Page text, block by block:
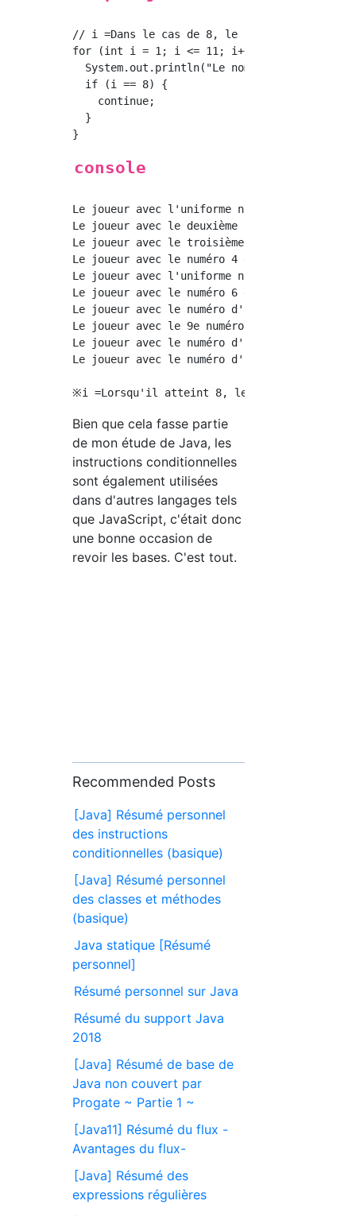
// i =Dans le cas de 8, le processus est
for (int i = 1; i <= 11; i++) {
System.out.println("Le nombre uniforme
  if (i == 8) {
    continue;
  }
console
Le joueur avec l'uniforme numéro 1.
Le joueur avec le deuxième numéro
Le joueur avec le troisième numéro
Le joueur avec le numéro 4 dans l'uniforme.
Le joueur avec l'uniforme numéro 5
Le joueur avec le numéro 6 dans l'uniforme.
Le joueur avec le numéro d'uniforme 7.
Le joueur avec le 9e numéro d'uniforme.
Le joueur avec le numéro d'uniforme 10.
Le joueur avec le numéro d'uniforme 11.
Bien que cela fasse partie
de mon étude de Java, les
instructions conditionnelles
sont également utilisées
dans d'autres langages tels
que JavaScript, c'était donc
une bonne occasion de
revoir les bases. C'est tout.
Recommended Posts
[Java] Résumé personnel
des instructions
conditionnelles (basique)
[Java] Résumé personnel
des classes et méthodes
(basique)
Java statique [Résumé
personnel]
Résumé personnel sur Java
Résumé du support Java
2018
[Java] Résumé de base de
Java non couvert par
Progate ~ Partie 1 ~
[Java11] Résumé du flux -
Avantages du flux-
[Java] Résumé des
expressions régulières